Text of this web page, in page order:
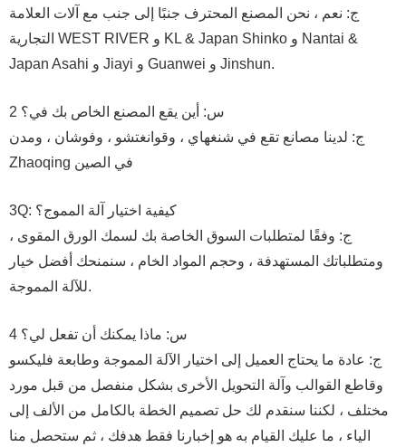
ج: نعم ، نحن المصنع المحترف جنبًا إلى جنب مع آلات العلامة
التجارية WEST RIVER و KL & Japan Shinko و Nantai &
Japan Asahi و Jiayi و Guanwei و Jinshun.
2 س: أين يقع المصنع الخاص بك في؟
ج: لدينا مصانع تقع في شنغهاي ، وقوانغتشو ، وفوشان ، ومدن
Zhaoqing في الصين
3Q: كيفية اختيار آلة المموج؟
ج: وفقًا لمتطلبات السوق الخاصة بك لسمك الورق المقوى ،
ومتطلباتك المستهدفة ، وحجم المواد الخام ، سنمنحك أفضل خيار
للآلة المموجة.
4 س: ماذا يمكنك أن تفعل لي؟
ج: عادة ما يحتاج العميل إلى اختيار الآلة المموجة وطابعة فليكسو
وقاطع القوالب وآلة التحويل الأخرى بشكل منفصل من قبل مورد
مختلف ، لكننا سنقدم لك حل تصميم الخطة بالكامل من الألف إلى
الياء ، ما عليك القيام به هو إخبارنا فقط هدفك ، ثم ستحصل منا